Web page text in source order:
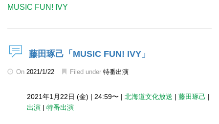
MUSIC FUN! IVY
藤田琢己「MUSIC FUN! IVY」
On 2021/1/22 Filed under 特番出演
2021年1月22日 (金) | 24:59〜 | 北海道文化放送 | 藤田琢己 |
出演 | 特番出演